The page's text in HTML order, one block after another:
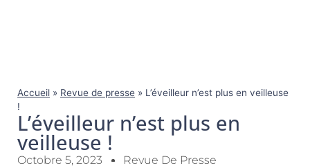
Accueil » Revue de presse » L’éveilleur n’est plus en veilleuse
!
L’éveilleur n’est plus en
veilleuse !
Octobre 5, 2023 Revue De Presse